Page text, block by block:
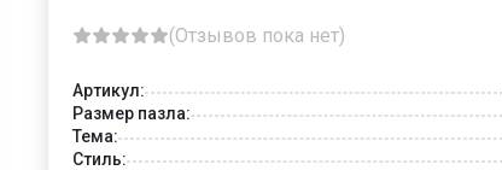
(Отзывов пока нет)
Артикул:
Размер пазла:
Тема:
Стиль: